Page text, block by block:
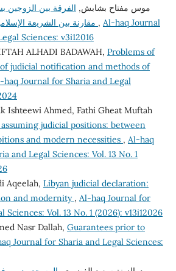
موس مفتاح بشابش, الفرقة بين
, Al-haq Journal
Sciences: v3i12016
ALHADI BADAWAH, Problems of
judicial notification and methods of
haq Journal for Sharia and Legal
Ishteewi Ahmed, Fathi Gheat Muftah
judicial positions: between
and modern necessities , Al-haq
and Legal Sciences: Vol. 13 No. 1
Aqeelah, Libyan judicial declaration:
and modernity , Al-haq Journal for
Sciences: Vol. 13 No. 1 (2026): v13i12026
Nasr Dallah, Guarantees prior to
Journal for Sharia and Legal Sciences: